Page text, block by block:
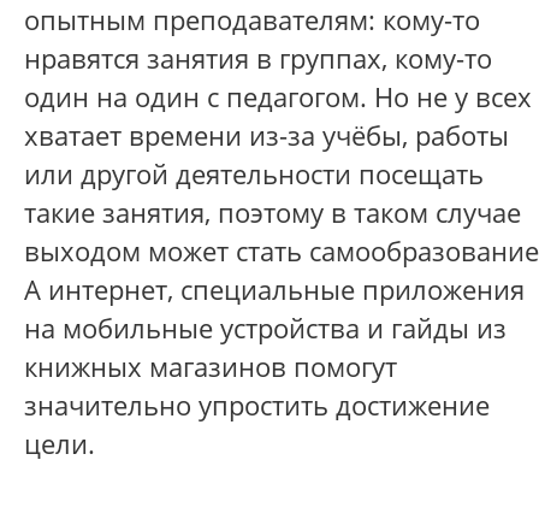
опытным преподавателям: кому-то
нравятся занятия в группах, кому-то
один на один с педагогом. Но не у всех
хватает времени из-за учёбы, работы
или другой деятельности посещать
такие занятия, поэтому в таком случае
выходом может стать
А интернет, специальные приложения
на мобильные устройства и гайды из
книжных магазинов помогут
значительно упростить достижение
цели.